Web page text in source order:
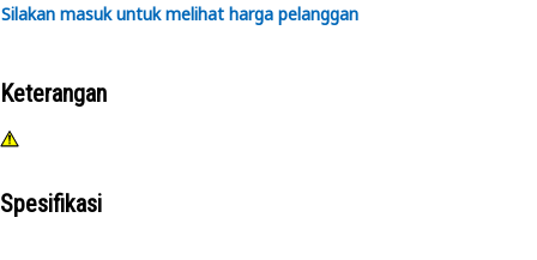
Silakan masuk untuk melihat harga pelanggan
Keterangan
Spesifikasi